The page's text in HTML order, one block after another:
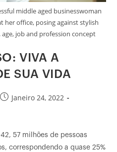
middle aged businesswoman
her office, posing against stylish
job and profession concept
VIVA A
SUA VIDA
Janeiro 24, 2022
57 milhões de pessoas
correspondendo a quase 25%